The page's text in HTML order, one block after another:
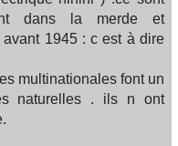
dans la merde et
1945 : c est à dire
multinationales font un
naturelles . ils n ont